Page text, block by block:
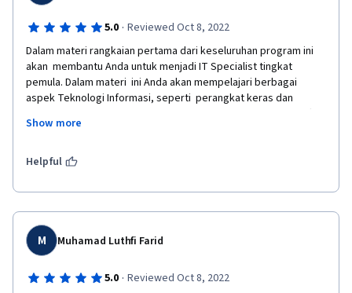
5.0 · Reviewed Oct 8, 2022
Dalam materi rangkaian pertama dari keseluruhan program ini
akan  membantu Anda untuk menjadi IT Specialist tingkat
pemula. Dalam materi  ini Anda akan mempelajari berbagai
aspek Teknologi Informasi, seperti  perangkat keras dan
perangkat lunak komputer, Internet, sistem operasi,  dan soft
skill. Hasil akhir dalam kursus ini, Anda dapat memahami:
Keras dan  Perangkat Lunak ● Sistem Operasi ● Jaringan
Show more
Helpful
M Muhamad Luthfi Farid
5.0 · Reviewed Oct 8, 2022